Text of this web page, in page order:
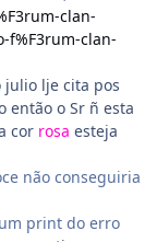
clan-
f%F3rum-clan-
julio lje cita pos
então o Sr ñ esta
cor rosa esteja
não conseguiria
print do erro